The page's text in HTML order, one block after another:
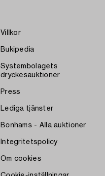
Villkor
Bukipedia
Systembolagets
dryckesauktioner
Press
Lediga tjänster
Bonhams - Alla auktioner
Integritetspolicy
Om cookies